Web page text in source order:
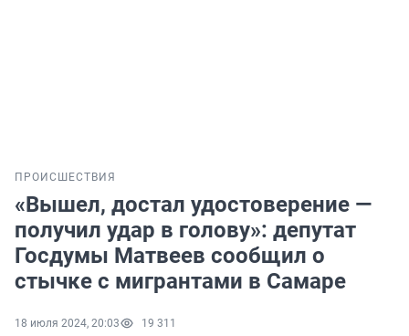
ПРОИСШЕСТВИЯ
«Вышел, достал удостоверение —
получил удар в голову»: депутат
Госдумы Матвеев сообщил о
стычке с мигрантами в Самаре
18 июля 2024, 20:03 19 311